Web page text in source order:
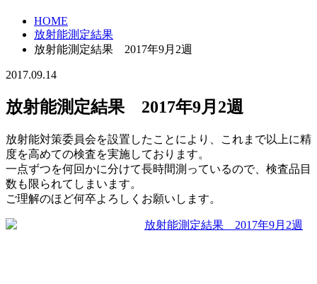
HOME
放射能測定結果
放射能測定結果 2017年9月2週
2017.09.14
放射能測定結果 2017年9月2週
放射能対策委員会を設置したことにより、これまで以上に精
度を高めての検査を実施しております。
一点ずつを何回かに分けて長時間測っているので、検査品目
数も限られてしまいます。
ご理解のほど何卒よろしくお願いします。